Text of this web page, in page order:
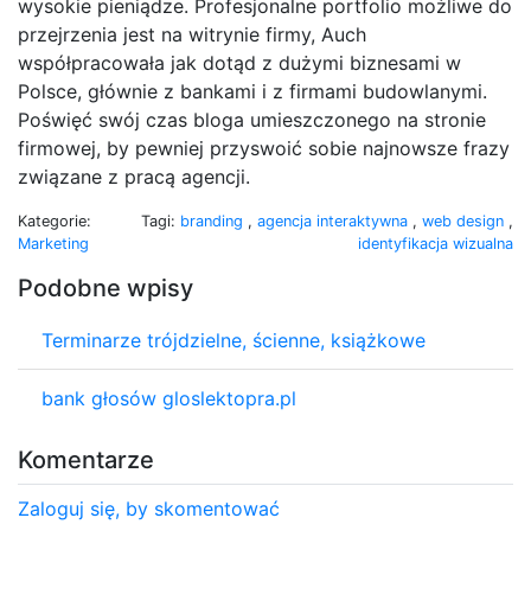
wysokie pieniądze. Profesjonalne portfolio możliwe do
przejrzenia jest na witrynie firmy, Auch
współpracowała jak dotąd z dużymi biznesami w
Polsce, głównie z bankami i z firmami budowlanymi.
Poświęć swój czas bloga umieszczonego na stronie
firmowej, by pewniej przyswoić sobie najnowsze frazy
związane z pracą agencji.
Kategorie:
Marketing
Tagi: branding , agencja interaktywna , web design ,
identyfikacja wizualna
Podobne wpisy
Terminarze trójdzielne, ścienne, książkowe
bank głosów gloslektopra.pl
Komentarze
Zaloguj się, by skomentować